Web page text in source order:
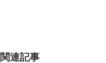
関連記事